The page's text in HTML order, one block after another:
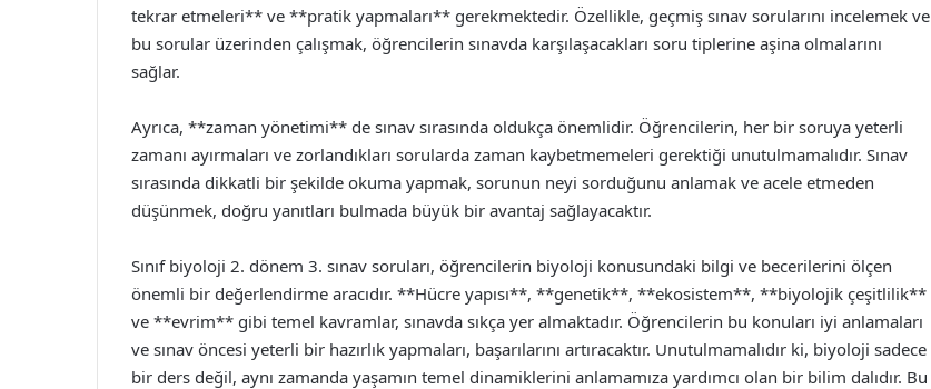
tekrar etmeleri** ve **pratik yapmaları** gerekmektedir. Özellikle, geçmiş sınav sorularını incelemek ve
bu sorular üzerinden çalışmak, öğrencilerin sınavda karşılaşacakları soru tiplerine aşina olmalarını
sağlar.
Ayrıca, **zaman yönetimi** de sınav sırasında oldukça önemlidir. Öğrencilerin, her bir soruya yeterli
zamanı ayırmaları ve zorlandıkları sorularda zaman kaybetmemeleri gerektiği unutulmamalıdır. Sınav
sırasında dikkatli bir şekilde okuma yapmak, sorunun neyi sorduğunu anlamak ve acele etmeden
düşünmek, doğru yanıtları bulmada büyük bir avantaj sağlayacaktır.
Sınıf biyoloji 2. dönem 3. sınav soruları, öğrencilerin biyoloji konusundaki bilgi ve becerilerini ölçen
önemli bir değerlendirme aracıdır. **Hücre yapısı**, **genetik**, **ekosistem**, **biyolojik çeşitlilik**
ve **evrim** gibi temel kavramlar, sınavda sıkça yer almaktadır. Öğrencilerin bu konuları iyi anlamaları
ve sınav öncesi yeterli bir hazırlık yapmaları, başarılarını artıracaktır. Unutulmamalıdır ki, biyoloji sadece
bir ders değil, aynı zamanda yaşamın temel dinamiklerini anlamamıza yardımcı olan bir bilim dalıdır. Bu